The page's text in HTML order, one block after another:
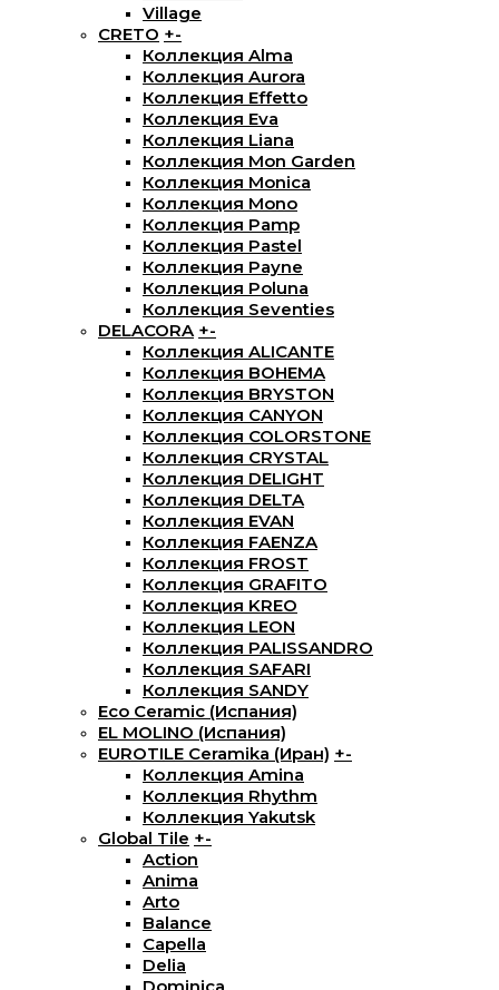
Village
CRETO +-
Коллекция Alma
Коллекция Aurora
Коллекция Effetto
Коллекция Eva
Коллекция Liana
Коллекция Mon Garden
Коллекция Monica
Коллекция Mono
Коллекция Pamp
Коллекция Pastel
Коллекция Payne
Коллекция Poluna
Коллекция Seventies
DELACORA +-
Коллекция ALICANTE
Коллекция BOHEMA
Коллекция BRYSTON
Коллекция CANYON
Коллекция COLORSTONE
Коллекция CRYSTAL
Коллекция DELIGHT
Коллекция DELTA
Коллекция EVAN
Коллекция FAENZA
Коллекция FROST
Коллекция GRAFITO
Коллекция KREO
Коллекция LEON
Коллекция PALISSANDRO
Коллекция SAFARI
Коллекция SANDY
Eco Ceramic (Испания)
EL MOLINO (Испания)
EUROTILE Ceramika (Иран) +-
Коллекция Amina
Коллекция Rhythm
Коллекция Yakutsk
Global Tile +-
Action
Anima
Arto
Balance
Capella
Delia